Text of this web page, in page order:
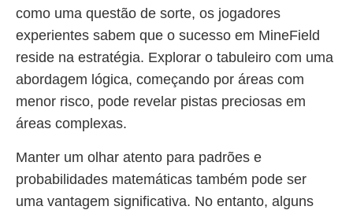
como uma questão de sorte, os jogadores
experientes sabem que o sucesso em MineField
reside na estratégia. Explorar o tabuleiro com uma
abordagem lógica, começando por áreas com
menor risco, pode revelar pistas preciosas em
áreas complexas.
Manter um olhar atento para padrões e
probabilidades matemáticas também pode ser
uma vantagem significativa. No entanto, alguns